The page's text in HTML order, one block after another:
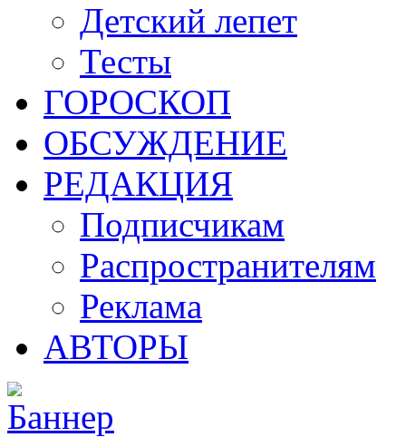
Детский лепет
Тесты
ГОРОСКОП
ОБСУЖДЕНИЕ
РЕДАКЦИЯ
Подписчикам
Распространителям
Реклама
АВТОРЫ